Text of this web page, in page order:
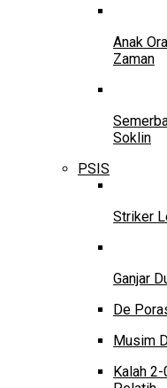
Anak
Zaman
Soklin
PSIS
Striker
Ganjar
De
Musim
Kalah